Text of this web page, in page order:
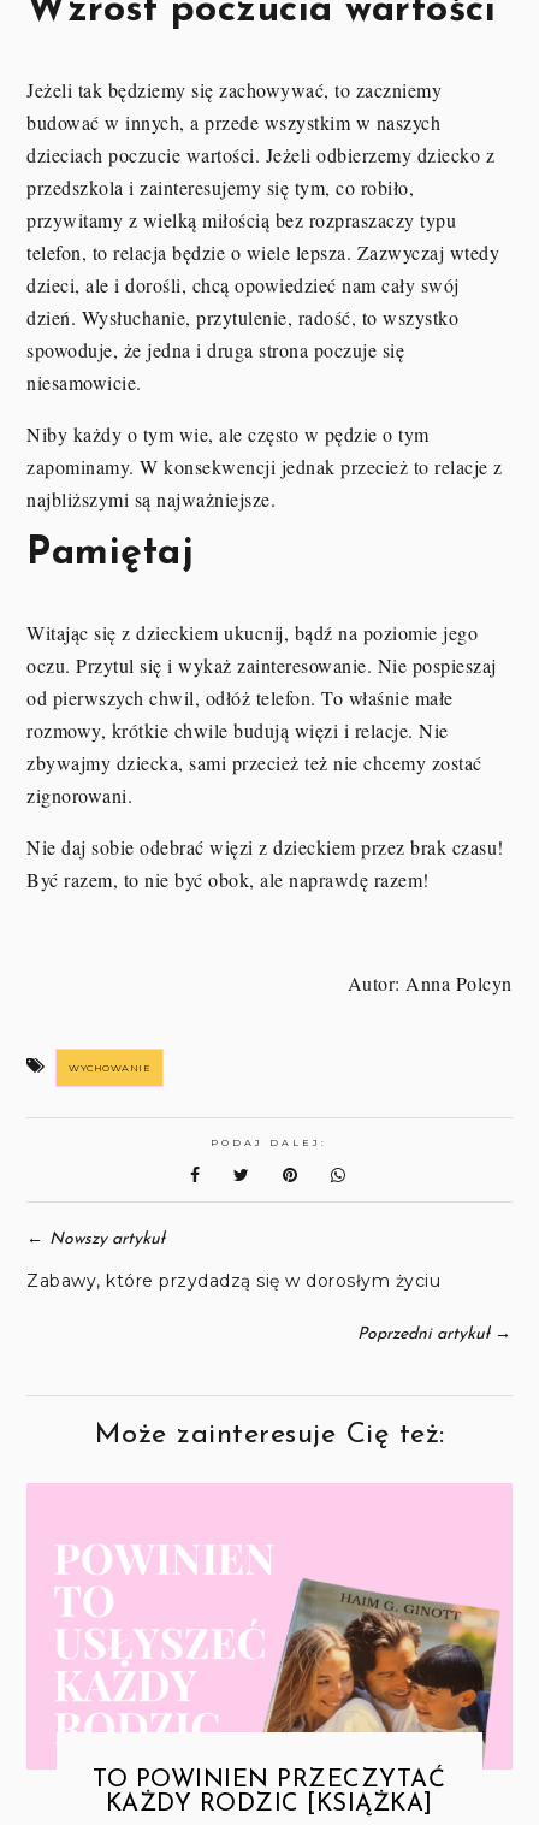
Wzrost poczucia wartości
Jeżeli tak będziemy się zachowywać, to zaczniemy
budować w innych, a przede wszystkim w naszych
dzieciach poczucie wartości. Jeżeli odbierzemy dziecko z
przedszkola i zainteresujemy się tym, co robiło,
przywitamy z wielką miłością bez rozpraszaczy typu
telefon, to relacja będzie o wiele lepsza. Zazwyczaj wtedy
dzieci, ale i dorośli, chcą opowiedzieć nam cały swój
dzień. Wysłuchanie, przytulenie, radość, to wszystko
spowoduje, że jedna i druga strona poczuje się
niesamowicie.
Niby każdy o tym wie, ale często w pędzie o tym
zapominamy. W konsekwencji jednak przecież to relacje z
najbliższymi są najważniejsze.
Pamiętaj
Witając się z dzieckiem ukucnij, bądź na poziomie jego
oczu. Przytul się i wykaż zainteresowanie. Nie pospieszaj
od pierwszych chwil, odłóż telefon. To właśnie małe
rozmowy, krótkie chwile budują więzi i relacje. Nie
zbywajmy dziecka, sami przecież też nie chcemy zostać
zignorowani.
Nie daj sobie odebrać więzi z dzieckiem przez brak czasu!
Być razem, to nie być obok, ale naprawdę razem!
Autor: Anna Polcyn
WYCHOWANIE
PODAJ DALEJ:
← Nowszy artykuł
Zabawy, które przydadzą się w dorosłym życiu
Poprzedni artykuł→
Może zainteresuje Cię też:
TO POWINIEN PRZECZYTAĆ
KAŻDY RODZIC [KSIĄŻKA]